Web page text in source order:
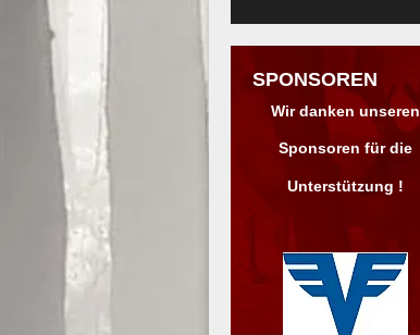
SPONSOREN
Wir danken unseren
Sponsoren für die
Unterstützung !